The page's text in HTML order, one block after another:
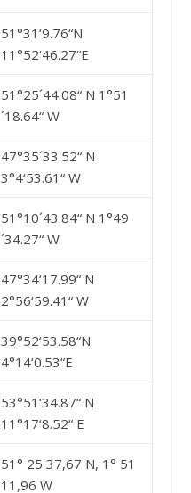
51°31‘9.76“N
11°52‘46.27“E
51°25´44.08“ N 1°51
´18.64“ W
47°35´33.52“ N
3°4‘53.61“ W
51°10´43.84“ N 1°49
´34.27“ W
47°34‘17.99“ N
2°56‘59.41“ W
39°52‘53.58“N
4°14‘0.53“E
53°51‘34.87“ N
11°17‘8.52“ E
51° 25 37,67 N, 1° 51
11,96 W